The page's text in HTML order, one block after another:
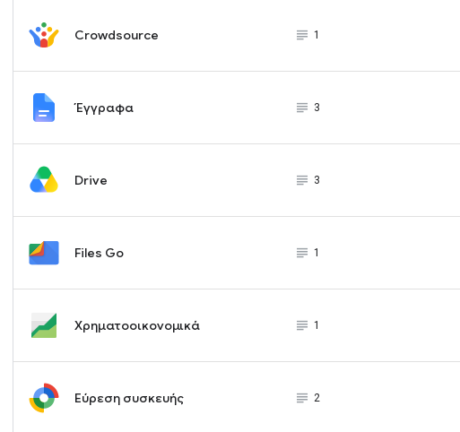
Crowdsource subject_black
1
Έγγραφα subject_black
3
Drive subject_black
3
Files Go subject_black
1
Χρηματοοικονομικά subject_black
1
Εύρεση συσκευής subject_black
2